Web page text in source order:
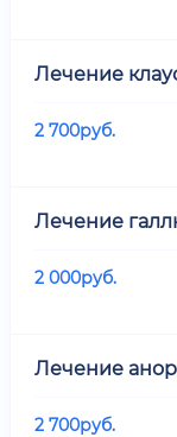
Лечение
2 700руб.
Лечение
2 000руб.
Лечение
2 700руб.